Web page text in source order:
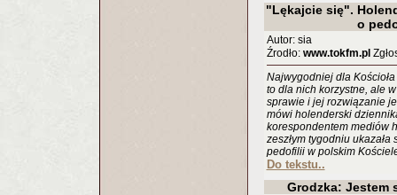
"Lękajcie się".
o
Autor: sia
Źrodło: www.tokfm.pl
Najwygodniej dla
to dla nich korzystne, ale
sprawie i jej rozwiązanie
mówi holenderski
korespondentem mediów
zeszłym tygodniu
pedofilii w polskim
Do tekstu..
Grodzka: Jestem